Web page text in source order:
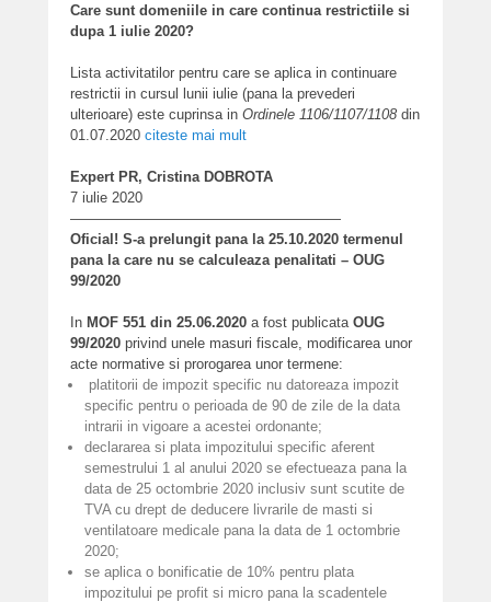
Care sunt domeniile in care continua restrictiile si
dupa 1 iulie 2020?
Lista activitatilor pentru care se aplica in continuare
restrictii in cursul lunii iulie (pana la prevederi
ulterioare) este cuprinsa in Ordinele 1106/1107/1108 din
01.07.2020 citeste mai mult
Expert PR, Cristina DOBROTA
7 iulie 2020
———————————————————
Oficial! S-a prelungit pana la 25.10.2020 termenul
pana la care nu se calculeaza penalitati – OUG
99/2020
In MOF 551 din 25.06.2020 a fost publicata OUG
99/2020 privind unele masuri fiscale, modificarea unor
acte normative si prorogarea unor termene:
platitorii de impozit specific nu datoreaza impozit
specific pentru o perioada de 90 de zile de la data
intrarii in vigoare a acestei ordonante;
declararea si plata impozitului specific aferent
semestrului 1 al anului 2020 se efectueaza pana la
data de 25 octombrie 2020 inclusiv sunt scutite de
TVA cu drept de deducere livrarile de masti si
ventilatoare medicale pana la data de 1 octombrie
2020;
se aplica o bonificatie de 10% pentru plata
impozitului pe profit si micro pana la scadentele